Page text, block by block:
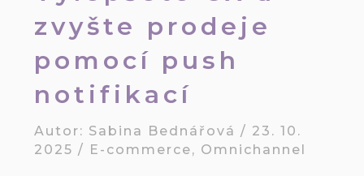
zvyšte prodeje
pomocí push
notifikací
Autor: Sabina Bednářová / 23. 10.
2025/ E-commerce, Omnichannel